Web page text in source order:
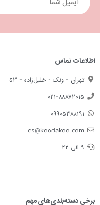
اطلاعات تماس
تهران - ونک - خلیل‌زاده - ۵۳
۰۲۱-۸۸۸۷۳۰۱۵
۰۹۹۰۵۳۸۸۱۹۱
cs@koodakoo.com
۹ الی ۲۲
برخی دسته‌بندی‌های مهم